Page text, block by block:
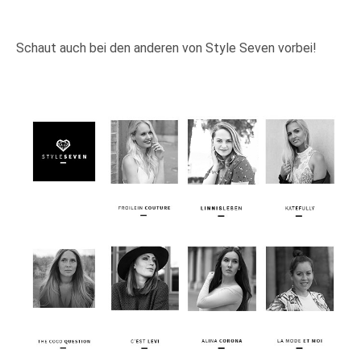
Schaut auch bei den anderen von Style Seven vorbei!